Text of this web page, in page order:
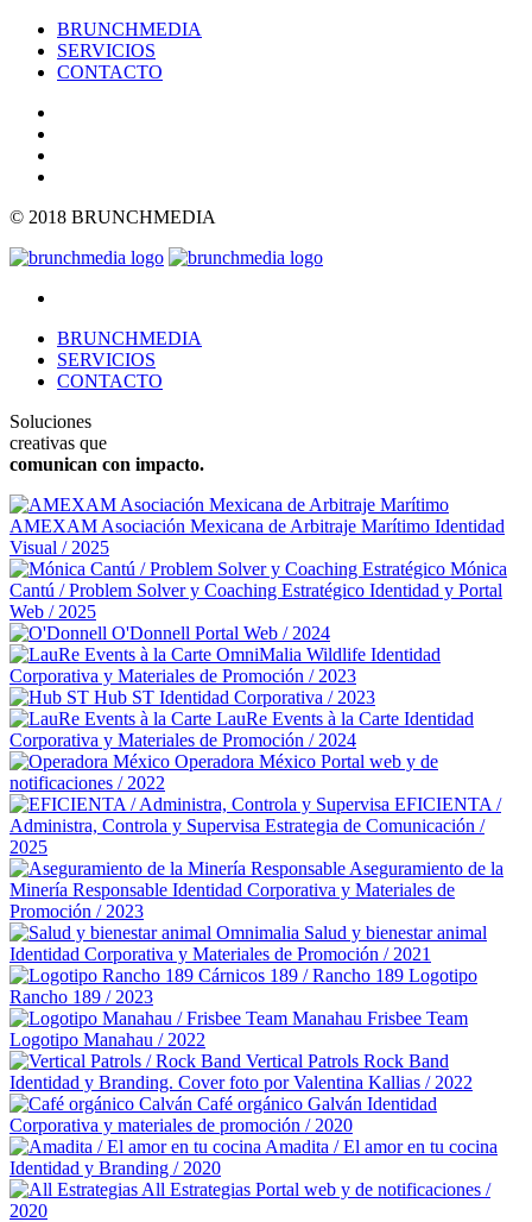
BRUNCHMEDIA
SERVICIOS
CONTACTO
© 2018 BRUNCHMEDIA
BRUNCHMEDIA
SERVICIOS
CONTACTO
Soluciones
creativas que
comunican con impacto.
AMEXAM Asociación Mexicana de Arbitraje Marítimo Identidad
Visual / 2025
Mónica
Cantú / Problem Solver y Coaching Estratégico Identidad y Portal
Web / 2025
O'Donnell Portal Web / 2024
OmniMalia Wildlife Identidad
Corporativa y Materiales de Promoción / 2023
Hub ST Identidad Corporativa / 2023
LauRe Events à la Carte Identidad
Corporativa y Materiales de Promoción / 2024
Operadora México Portal web y de
notificaciones / 2022
EFICIENTA /
Administra, Controla y Supervisa Estrategia de Comunicación /
2025
Aseguramiento de la
Minería Responsable Identidad Corporativa y Materiales de
Promoción / 2023
Omnimalia Salud y bienestar animal
Identidad Corporativa y Materiales de Promoción / 2021
Cárnicos 189 / Rancho 189 Logotipo
Rancho 189 / 2023
Manahau Frisbee Team
Logotipo Manahau / 2022
Vertical Patrols Rock Band
Identidad y Branding. Cover foto por Valentina Kallias / 2022
Café orgánico Galván Identidad
Corporativa y materiales de promoción / 2020
Amadita / El amor en tu cocina
Identidad y Branding / 2020
All Estrategias Portal web y de notificaciones /
2020